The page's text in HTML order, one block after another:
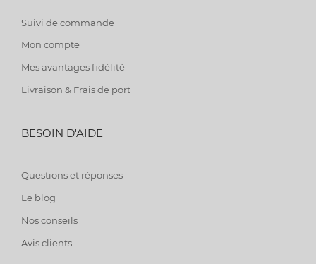
Suivi de commande
Mon compte
Mes avantages fidélité
Livraison & Frais de port
BESOIN D'AIDE
Questions et réponses
Le blog
Nos conseils
Avis clients